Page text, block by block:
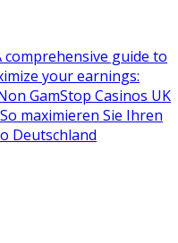
comprehensive guide to
your earnings:
GamStop Casinos UK
So maximieren Sie Ihren
Deutschland